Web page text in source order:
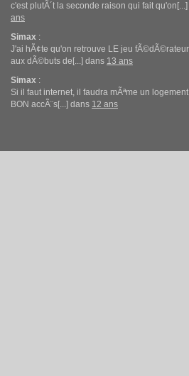
c'est plutÃ´t la seconde raison qui fait
ans
Simax :
J'ai hÃ¢te qu'on retrouve LE jeu
aux dÃ©buts de[...] dans 13 ans
Simax :
Si il faut internet, il faudra mÃªme un
BON accÃ¨s[...] dans 12 ans